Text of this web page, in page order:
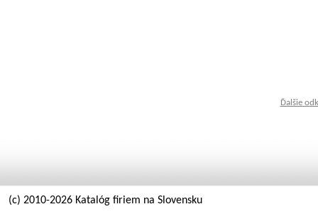
Ďalšie
(c) 2010-2026 Katalóg firiem na Slovensku